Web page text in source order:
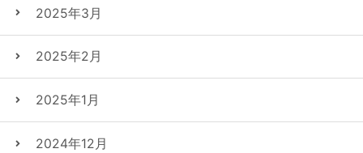
2025年3月
2025年2月
2025年1月
2024年12月